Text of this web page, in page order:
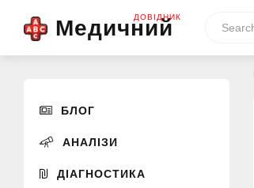
Медичний
ДОВІДНИК
БЛОГ
АНАЛІЗИ
ДІАГНОСТИКА